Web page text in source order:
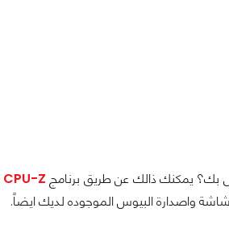
بك؟ يمكنك ذالك عن طريق برنامج CPU-Z
واصدارة البيوس الموجوده لديك ايضاً.